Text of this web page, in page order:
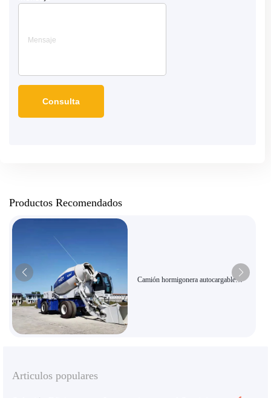
Productos Recomendados
Camión hormigonera autocargable
Articulos populares